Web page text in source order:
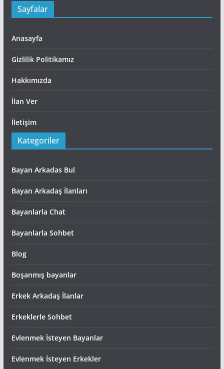
Sayfalar
Anasayfa
Gizlilik Politikamız
Hakkımızda
İlan Ver
İletişim
Kategoriler
Bayan Arkadas Bul
Bayan Arkadaş İlanları
Bayanlarla Chat
Bayanlarla Sohbet
Blog
Boşanmış bayanlar
Erkek Arkadaş İlanlar
Erkeklerle Sohbet
Evlenmek İsteyen Bayanlar
Evlenmek İsteyen Erkekler